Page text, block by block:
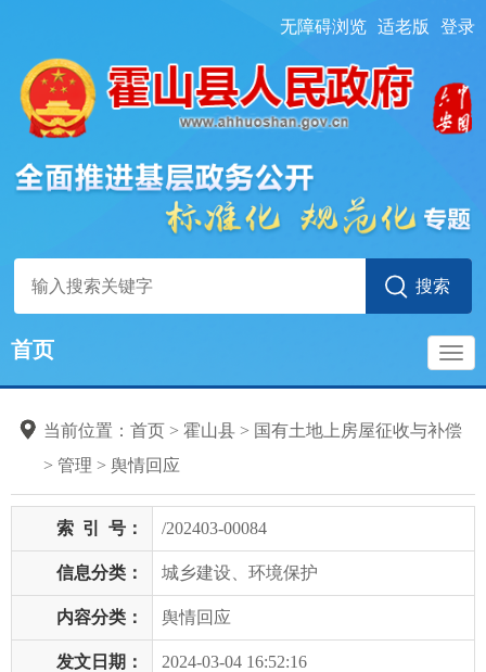
无障碍浏览 适老版 登录
首页
当前位置： 首页 > 霍山县 > 国有土地上房屋征收与补偿
> 管理 > 舆情回应
索 引 号： /202403-00084
信息分类： 城乡建设、环境保护
内容分类： 舆情回应
发文日期： 2024-03-04 16:52:16